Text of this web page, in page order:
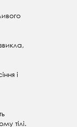
і
тілі.